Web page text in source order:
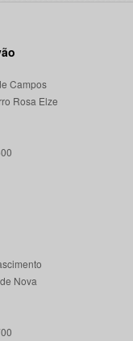
Campos
Rosa Elze
Nova